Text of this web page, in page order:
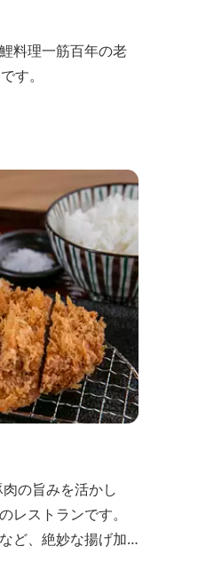
料理一筋百年の老
す。
の旨みを活かし
レストランです。
ど、絶妙な揚げ加
てを食べていただ